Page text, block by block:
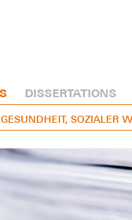
DISSERTATIONS
SOZIALER